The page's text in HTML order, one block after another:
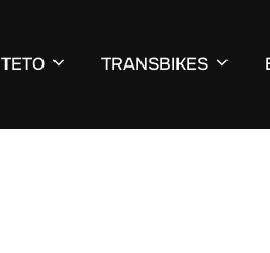
TRANSBIKES